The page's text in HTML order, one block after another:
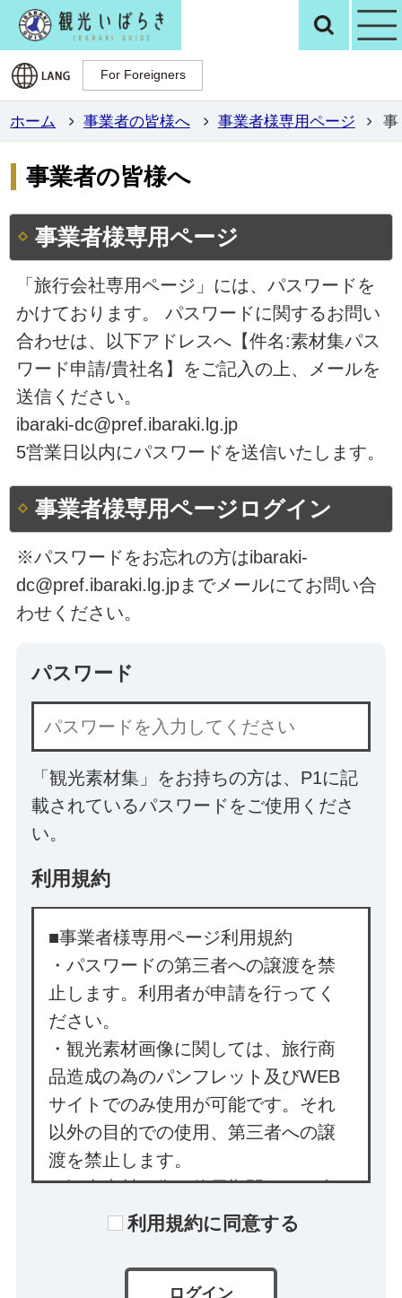
観光いばらき検
For Foreigners
For Foreigners
ホーム 事業者の皆様へ 事業者様専用ページ 事
事業者の皆様へ
事業者様専用ページ
「旅行会社専用ページ」には、パスワードを
かけております。 パスワードに関するお問い
合わせは、以下アドレスへ【件名:素材集パス
ワード申請/貴社名】をご記入の上、メールを
送信ください。
ibaraki-dc@pref.ibaraki.lg.jp
5営業日以内にパスワードを送信いたします。
事業者様専用ページログイン
※パスワードをお忘れの方はibaraki-
dc@pref.ibaraki.lg.jpまでメールにてお問い合
わせください。
パスワード
「観光素材集」をお持ちの方は、P1に記
載されているパスワードをご使用くださ
い。
利用規約
■事業者様専用ページ利用規約
・パスワードの第三者への譲渡を禁
止します。利用者が申請を行ってく
ださい。
・観光素材画像に関しては、旅行商
品造成の為のパンフレット及びWEB
サイトでのみ使用が可能です。それ
以外の目的での使用、第三者への譲
渡を禁止します。
・観光素材画像の使用期間は2025年
(令和7年)3月31日までとします。
おりますが、誤情報が入り込んだ
利用規約に同意する